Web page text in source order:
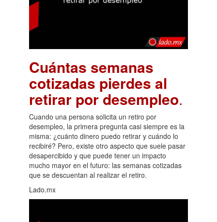
Cuántas semanas
cotizadas pierdes al
retirar por desempleo.
Cuando una persona solicita un retiro por
desempleo, la primera pregunta casi siempre es la
misma: ¿cuánto dinero puedo retirar y cuándo lo
recibiré? Pero, existe otro aspecto que suele pasar
desapercibido y que puede tener un impacto
mucho mayor en el futuro: las semanas cotizadas
que se descuentan al realizar el retiro.
Lado.mx